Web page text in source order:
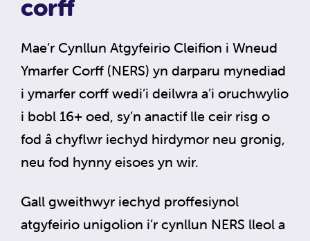
corff
Mae’r Cynllun Atgyfeirio Cleifion i Wneud
Ymarfer Corff (NERS) yn darparu mynediad
i ymarfer corff wedi’i deilwra a’i oruchwylio
i bobl 16+ oed, sy’n anactif lle ceir risg o
fod â chyflwr iechyd hirdymor neu gronig,
neu fod hynny eisoes yn wir.
Gall gweithwyr iechyd proffesiynol
atgyfeirio unigolion i’r cynllun NERS lleol a